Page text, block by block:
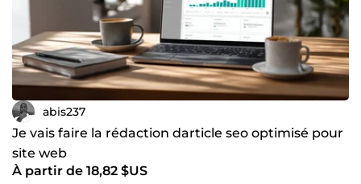
abis237
Je vais faire la rédaction darticle seo optimisé pour
site web
À partir de 18,82 $US